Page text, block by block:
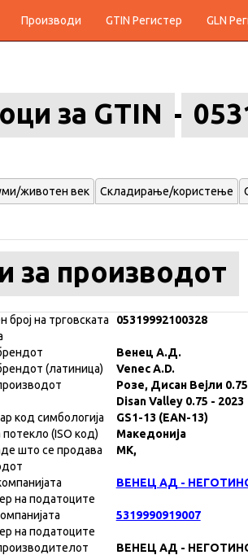
Производи GTIN Регистер GLN
за GTIN
животен век Складирање/користење
за производот
број на трговската
05319992100328
Венец А.Д.
(латиница)
Venec A.D.
Розе, Дисан Вејли
Disan Valley 0.75 - 2023
код симбологија
GS1-13 (EAN-13)
потекло (ISO код)
Македонија
што се продава
MK,
на податоците
ВЕНЕЦ АД -
на податоците
5319990919007
ВЕНЕЦ АД -